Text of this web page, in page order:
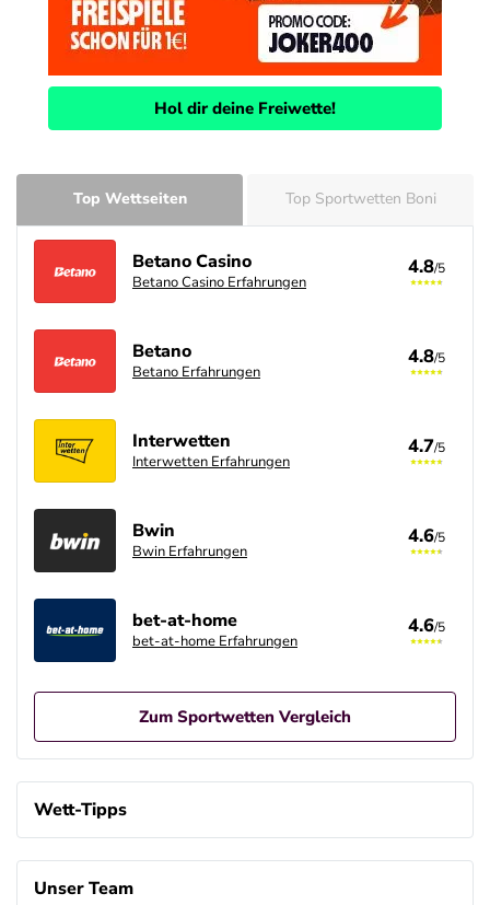
Hol dir deine Freiwette!
Top Wettseiten Top Sportwetten Boni
Betano Casino
Betano Casino Erfahrungen
4.8/5
Betano
Betano Erfahrungen
4.8/5
Interwetten
Interwetten Erfahrungen
4.7/5
Bwin
Bwin Erfahrungen
4.6/5
bet-at-home
bet-at-home Erfahrungen
4.6/5
Zum Sportwetten Vergleich
Betano Casino Bonus
100% bis zu 80€
Wett-Tipps
Unser Team